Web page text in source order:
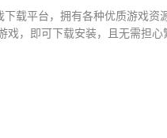
载平台，拥有各种优质游戏资
，即可下载安装，且无需担心